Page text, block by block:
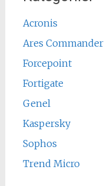
Acronis
Ares Commander
Forcepoint
Fortigate
Genel
Kaspersky
Sophos
Trend Micro